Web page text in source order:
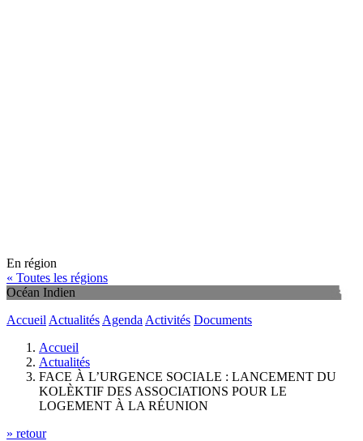
En région
« Toutes les régions
Océan Indien
Accueil Actualités Agenda Activités Documents
Accueil
Actualités
FACE À L’URGENCE SOCIALE : LANCEMENT DU
KOLÈKTIF DES ASSOCIATIONS POUR LE
LOGEMENT À LA RÉUNION
» retour